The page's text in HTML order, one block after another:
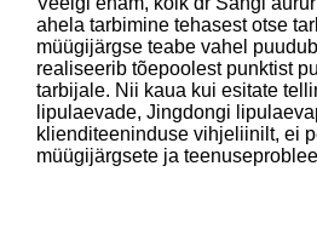
ahela tarbimine tehasest otse
müügijärgse teabe vahel
realiseerib tõepoolest punktist
tarbijale. Nii kaua kui esitate
lipulaevade, Jingdongi
klienditeeninduse vihjeliinilt, ei
müügijärgsete ja